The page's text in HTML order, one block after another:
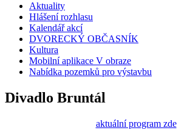
Aktuality
Hlášení rozhlasu
Kalendář akcí
DVORECKÝ OBČASNÍK
Kultura
Mobilní aplikace V obraze
Nabídka pozemků pro výstavbu
Divadlo Bruntál
aktuální program zde